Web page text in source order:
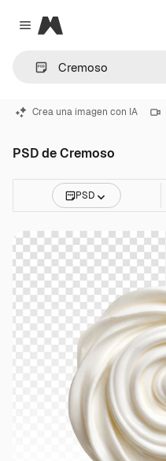
Close menu
Magnific
Crea una imagen con IA
PSD de Cremoso
PSD